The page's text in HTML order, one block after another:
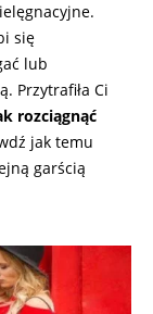
się
lub
Przytrafiła Ci
rozciągnąć
jak temu
garścią